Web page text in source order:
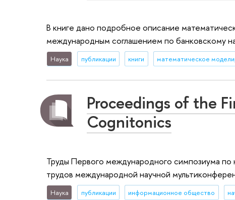
В книге дано подробное описание
международным соглашением по банковскому
Наука публикации книги математическое
Proceedings of the
Cognitonics
Труды Первого международного симпозиума
трудов международной научной
Наука публикации информационное общество